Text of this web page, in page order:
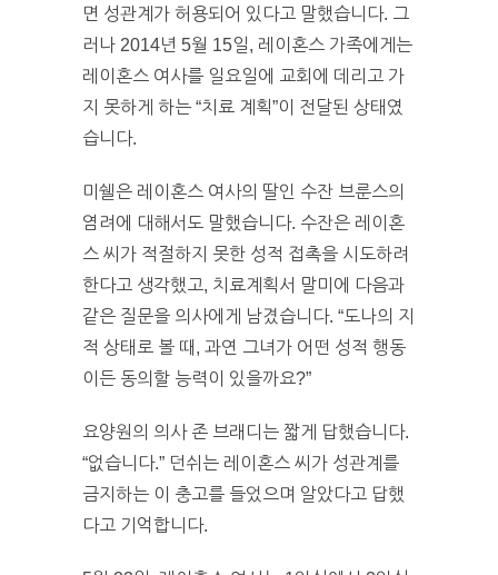
면 성관계가 허용되어 있다고 말했습니다. 그
러나 2014년 5월 15일, 레이혼스 가족에게는
레이혼스 여사를 일요일에 교회에 데리고 가
지 못하게 하는 “치료 계획”이 전달된 상태였
습니다.
미쉘은 레이혼스 여사의 딸인 수잔 브룬스의
염려에 대해서도 말했습니다. 수잔은 레이혼
스 씨가 적절하지 못한 성적 접촉을 시도하려
한다고 생각했고, 치료계획서 말미에 다음과
같은 질문을 의사에게 남겼습니다. “도나의 지
적 상태로 볼 때, 과연 그녀가 어떤 성적 행동
이든 동의할 능력이 있을까요?”
요양원의 의사 존 브래디는 짧게 답했습니다.
“없습니다.” 던쉬는 레이혼스 씨가 성관계를
금지하는 이 충고를 들었으며 알았다고 답했
다고 기억합니다.